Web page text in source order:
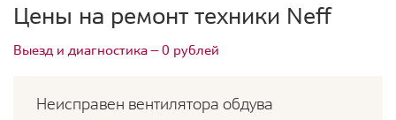
Цены на ремонт техники Neff
Выезд и диагностика — 0 рублей
Неисправен вентилятора обдува